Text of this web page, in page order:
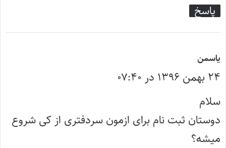
پاسخ
یاسمن
ف
:
۲۴ بهمن ۱۳۹۶ در ۰۷:۴۰
سلام
دوستان ثبت نام برای ازمون سردفتری از کی شروع
میشه؟